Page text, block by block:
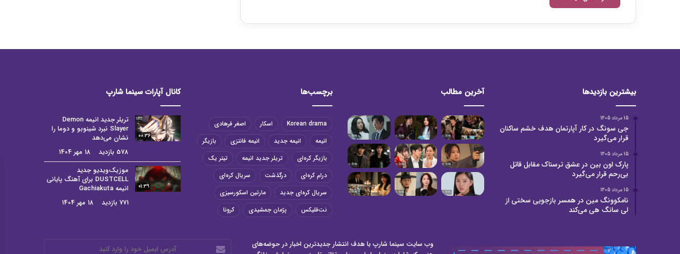
بیشترین بازدیدها
15 مرداد 1405
جی سونگ در کار آپارتمان هدف خشم ساکنان
قرار می‌گیرد
15 مرداد 1405
پارک اون بین در عشق ترسناک مقابل قاتل
بی‌رحم قرار می‌گیرد
15 مرداد 1405
نامکوونگ مین در همسر بازجویی سختی از
لی سانگ هی می‌کند
آخرین مطالب برچسب‌ها
Korean drama اسکار
اصغر فرهادی
انیمه
انیمه جدید انیمه فانتزی
بازیگر
بازیگر کره‌ای
تریلر جدید انیمه
تیتر یک
درام کره‌ای
درگذشت
سریال کره‌ای
سریال کره‌ای جدید
مارتین اسکورسیزی
نت‌فلیکس
پژمان جمشیدی کرونا
کانال آپارات سینما شارپ
00:36
تریلر جدید انیمه Demon
Slayer نبرد شینوبو و دوما را
نشان می‌دهد
578 بازدید
18 مهر 1404
01:39
موزیک‌ویدیو جدید
DUSTCELL برای آهنگ پایانی
انیمه Gachiakuta
771 بازدید
18 مهر 1404
وب سایت سینما شارپ با هدف انتشار جدیدترین اخبار در حوضه‌های
آدرس